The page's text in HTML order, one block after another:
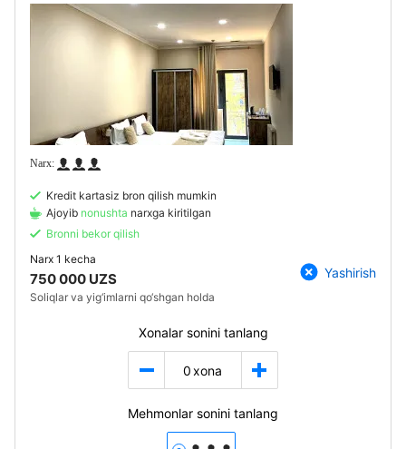
Kredit kartasiz bron qilish mumkin
Ajoyib nonushta narxga kiritilgan
Bronni bekor qilish
Narx 1 kecha
750 000 UZS
Soliqlar va yig‘imlarni qo‘shgan holda
Yashirish
Xonalar sonini tanlang
0 xona
Mehmonlar sonini tanlang